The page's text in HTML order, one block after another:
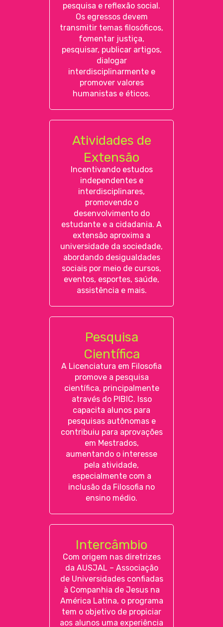
pesquisa e reflexão social.
Os egressos devem
transmitir temas filosóficos,
fomentar justiça,
pesquisar, publicar artigos,
dialogar
interdisciplinarmente e
promover valores
humanistas e éticos.
Atividades de
Extensão
Incentivando estudos
independentes e
interdisciplinares,
promovendo o
desenvolvimento do
estudante e a cidadania. A
extensão aproxima a
universidade da sociedade,
abordando desigualdades
sociais por meio de cursos,
eventos, esportes, saúde,
assistência e mais.
Pesquisa
Científica
A Licenciatura em Filosofia
promove a pesquisa
científica, principalmente
através do PIBIC. Isso
capacita alunos para
pesquisas autônomas e
contribuiu para aprovações
em Mestrados,
aumentando o interesse
pela atividade,
especialmente com a
inclusão da Filosofia no
ensino médio.
Intercâmbio
Com origem nas diretrizes
da AUSJAL – Associação
de Universidades confiadas
à Companhia de Jesus na
América Latina, o programa
tem o objetivo de propiciar
aos alunos uma experiência